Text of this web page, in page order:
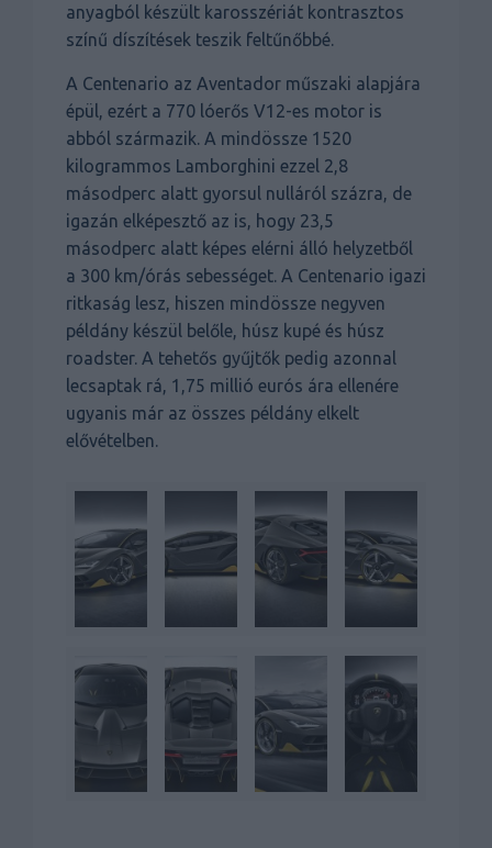
anyagból készült karosszériát kontrasztos
színű díszítések teszik feltűnőbbé.
A Centenario az Aventador műszaki alapjára
épül, ezért a 770 lóerős V12-es motor is
abból származik. A mindössze 1520
kilogrammos Lamborghini ezzel 2,8
másodperc alatt gyorsul nulláról százra, de
igazán elképesztő az is, hogy 23,5
másodperc alatt képes elérni álló helyzetből
a 300 km/órás sebességet. A Centenario igazi
ritkaság lesz, hiszen mindössze negyven
példány készül belőle, húsz kupé és húsz
roadster. A tehetős gyűjtők pedig azonnal
lecsaptak rá, 1,75 millió eurós ára ellenére
ugyanis már az összes példány elkelt
elővételben.